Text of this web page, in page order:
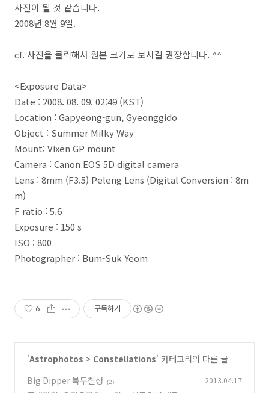
사진이 될 것 같습니다.
2008년 8월 9일.
cf. 사진을 클릭해서 원본 크기로 보시길 권장합니다. ^^
<Exposure Data>
Date : 2008. 08. 09. 02:49 (KST)
Location : Gapyeong-gun, Gyeonggido
Object : Summer Milky Way
Mount: Vixen GP mount
Camera : Canon EOS 5D digital camera
Lens : 8mm (F3.5) Peleng Lens (Digital Conversion : 8m
m)
F ratio : 5.6
Exposure : 150 s
ISO : 800
Photographer : Bum-Suk Yeom
6 구독하기
'Astrophotos > Constellations' 카테고리의 다른 글
Big Dipper 북두칠성
(2) 2013.04.17